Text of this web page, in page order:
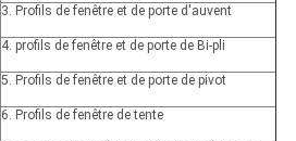
3. Profils de fenêtre et de porte d'auvent
4. profils de fenêtre et de porte de Bi-pli
5. Profils de fenêtre et de porte de pivot
6. Profils de fenêtre de tente